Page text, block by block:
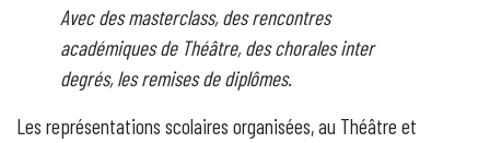
Avec des masterclass, des rencontres
académiques de Théâtre, des chorales inter
degrés, les remises de diplômes.
Les représentations scolaires organisées, au Théâtre et